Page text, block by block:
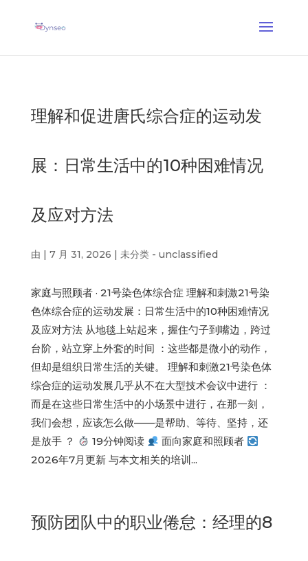
理解和促进唐氏综合症的运动发
展：日常生活中的10种困难情况
及应对方法
由 | 7 月 31, 2026 | 未分类 - unclassified
家庭与照顾者 · 21号染色体综合症 理解和刺激21号染
色体综合症的运动发展：日常生活中的10种困难情况
及应对方法 从地毯上站起来，握住勺子到嘴边，跨过
台阶，站立穿上外套的时间 ：这些都是微小的动作，
但却是组织日常生活的关键。 理解和刺激21号染色体
综合症的运动发展几乎从不在大型技术会议中进行 ：
而是在这些日常生活中的小场景中进行，在那一刻，
我们会想，应该怎么做——是帮助、等待、坚持，还
是放手 ？
19分钟阅读
面向家庭和照顾者
2026年7月更新 与本文相关的培训...
预防团队中的职业倦怠：经理的8